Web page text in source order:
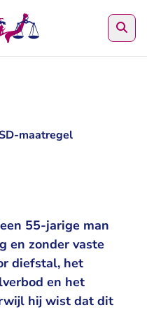
maatregel
55-jarige man
en zonder vaste
diefstal, het
en het
hij wist dat dit